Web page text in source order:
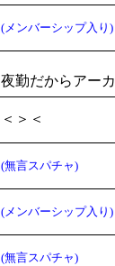
(メンバーシップ入り)
夜勤だからアー
＜＞＜
(無言スパチャ)
(メンバーシップ入り)
(無言スパチャ)